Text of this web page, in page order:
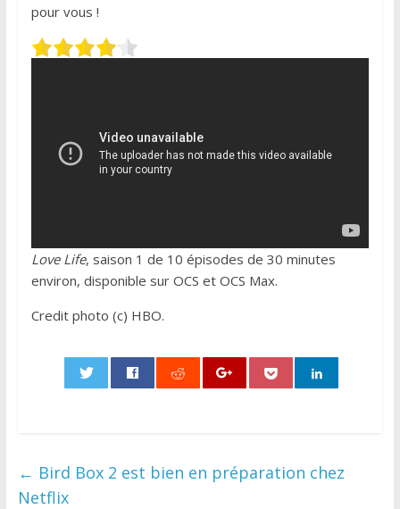
pour vous !
Love Life, saison 1 de 10 épisodes de 30 minutes
environ, disponible sur OCS et OCS Max.
Credit photo (c) HBO.
← Bird Box 2 est bien en préparation chez
Netflix